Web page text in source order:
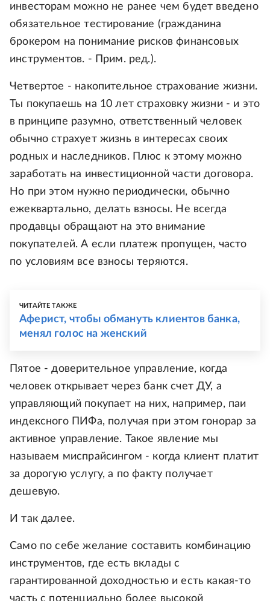
инвесторам можно не ранее чем будет введено
обязательное тестирование (гражданина
брокером на понимание рисков финансовых
инструментов. - Прим. ред.).
Четвертое - накопительное страхование жизни.
Ты покупаешь на 10 лет страховку жизни - и это
в принципе разумно, ответственный человек
обычно страхует жизнь в интересах своих
родных и наследников. Плюс к этому можно
заработать на инвестиционной части договора.
Но при этом нужно периодически, обычно
ежеквартально, делать взносы. Не всегда
продавцы обращают на это внимание
покупателей. А если платеж пропущен, часто
по условиям все взносы теряются.
ЧИТАЙТЕ ТАКЖЕ
Аферист, чтобы обмануть клиентов банка,
менял голос на женский
Пятое - доверительное управление, когда
человек открывает через банк счет ДУ, а
управляющий покупает на них, например, паи
индексного ПИФа, получая при этом гонорар за
активное управление. Такое явление мы
называем миспрайсингом - когда клиент платит
за дорогую услугу, а по факту получает
дешевую.
И так далее.
Само по себе желание составить комбинацию
инструментов, где есть вклады с
гарантированной доходностью и есть какая-то
часть с потенциально более высокой